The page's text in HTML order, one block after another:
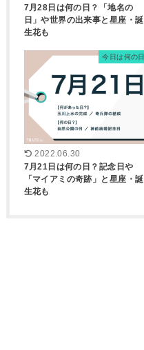
7月28日は何の日？「地名の
日」や世界の出来事と星座・誕
生花も
今日は何の日
2022.06.30
7月21日は何の日？記念日や
「マイアミの奇跡」と星座・誕
生花も